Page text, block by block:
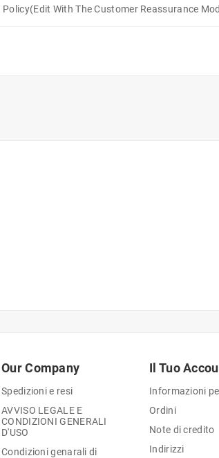
Policy(edit With The Customer Reassurance
Our Company
Spedizioni e resi
AVVISO LEGALE E
CONDIZIONI GENERALI
D'USO
Condizioni genarali di
Il Tuo
Informazioni
Ordini
Note di credito
Indirizzi